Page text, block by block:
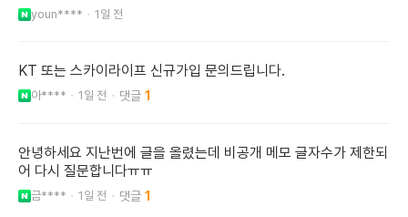
youn**** 1일 전
KT 또는 스카이라이프 신규가입 문의드립니다.
아**** 1일 전 1
안녕하세요 지난번에 글을 올렸는데 비공개 메모 글자수가 제한되
어 다시 질문합니다ㅠㅠ
금**** 1일 전 1